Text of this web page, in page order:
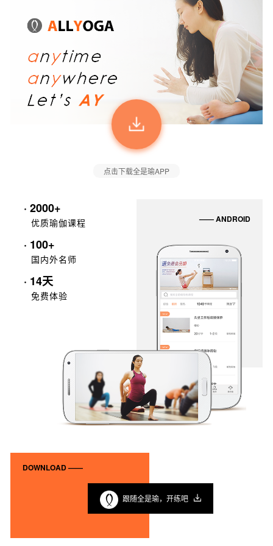
点击下载全是瑜APP
· 2000+
优质瑜伽课程
· 100+
国内外名师
· 14天
免费体验
—— ANDROID
DOWNLOAD ——
跟随全是瑜，开练吧